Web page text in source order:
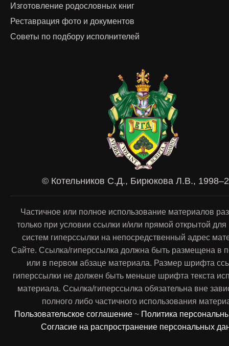
Изготовление родословных книг
Реставрация фото и документов
Советы по подбору исполнителей
© Котельников С.Д., Бирюкова Л.В.,
Частичное или полное использование материалов
только при условии ссылки и/или прямой открытой
систем гиперссылки на непосредственный адрес
Сайте. Ссылка/гиперссылка должна быть размещена в
или в первом абзаце материала. Размер шрифта
гиперссылки не должен быть меньше шрифта текста
материала. Ссылка/гиперссылка обязательна вне
полного либо частичного использования
Пользовательское соглашение ~ Политика
Согласие на распространение персональных